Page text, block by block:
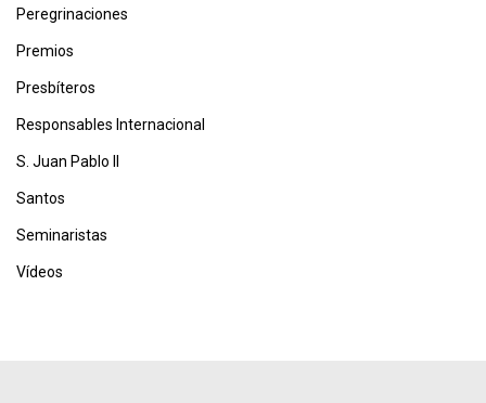
Peregrinaciones
Premios
Presbíteros
Responsables Internacional
S. Juan Pablo II
Santos
Seminaristas
Vídeos